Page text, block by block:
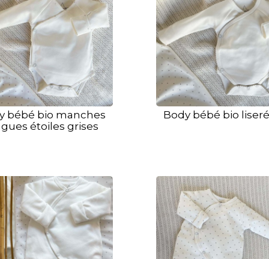
bébé bio manches
étoiles grises
Body bébé bio